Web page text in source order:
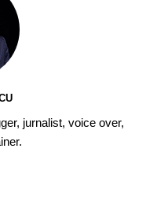
jurnalist, voice over,